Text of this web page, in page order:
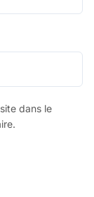
dans le